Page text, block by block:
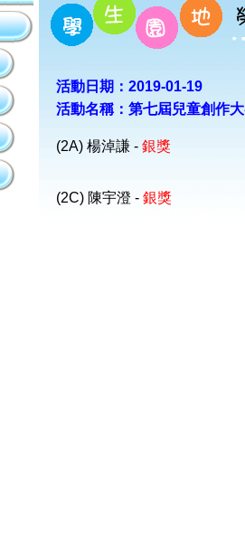
活動日期：2019-01-19
活動名稱：第七屆兒童創作
(2A) 楊淖謙 - 銀獎
(2C) 陳宇澄 - 銀獎